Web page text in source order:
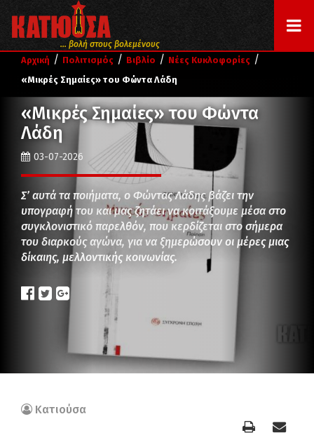
... βολή στους βολεμένους
Αρχική / Πολιτισμός / Βιβλίο / Νέες Κυκλοφορίες /
«Μικρές Σημαίες» του Φώντα Λάδη
«Μικρές Σημαίες» του Φώντα
Λάδη
03-07-2026
Σ’ αυτά τα ποιήματα, ο Φώντας Λάδης βάζει την
υπογραφή του και μας ζητάει να κοιτάξουμε μέσα στο
συγκλονιστικό παρελθόν, που κερδίζεται στο σήμερα
του διαρκούς αγώνα, για να ξημερώσουν οι μέρες μιας
δίκαιης, μελλοντικής κοινωνίας.
Κατιούσα